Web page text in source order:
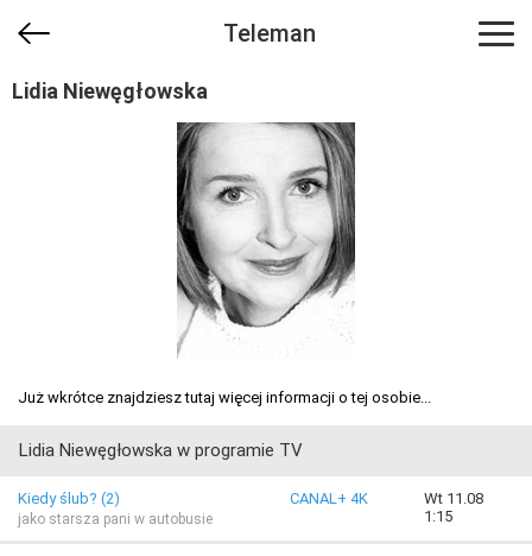
Teleman
Lidia Niewęgłowska
Już wkrótce znajdziesz tutaj więcej informacji o tej osobie...
Lidia Niewęgłowska w programie TV
Kiedy ślub? (2)
jako starsza pani w autobusie
CANAL+ 4K
Wt 11.08
1:15